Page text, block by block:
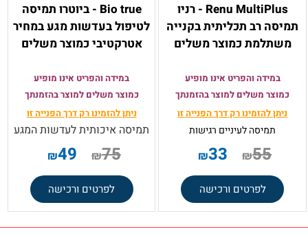
Renu MultiPlus - רניו
תמיסה רב תכליתית בקנייה
משתלמת כמוצר משלים
במידה והפריט אינו מופיע
כמוצר משלים למוצר בהזמנתך
ניתן להזמינו רק דרך הפנייה זו
תמיסהלעיניים רגישות
₪55
₪33
לפרטים ורכישה
Bio true - ביוטרו תמיסה
לטיפול בעדשות מגע במחיר
אטרקטיבי כמוצר משלים
במידה והפריט אינו מופיע
כמוצר משלים למוצר בהזמנתך
ניתן להזמינו רק דרך הפנייה זו
תמיסה איכותית לעדשות המגע
₪75
₪49
לפרטים ורכישה